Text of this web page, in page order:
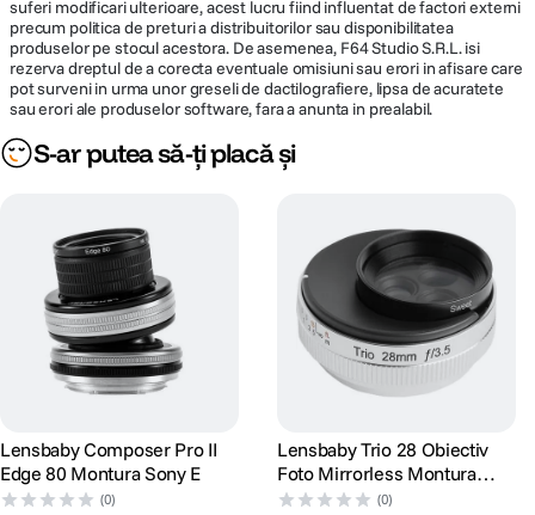
suferi modificari ulterioare, acest lucru fiind influentat de factori externi
precum politica de preturi a distribuitorilor sau disponibilitatea
produselor pe stocul acestora. De asemenea, F64 Studio S.R.L. isi
rezerva dreptul de a corecta eventuale omisiuni sau erori in afisare care
pot surveni in urma unor greseli de dactilografiere, lipsa de acuratete
sau erori ale produselor software, fara a anunta in prealabil.
S-ar putea să-ți placă și
Lensbaby Composer Pro II
Edge 80 Montura Sony E
(0)
Lensbaby Trio 28 Obiectiv
Foto Mirrorless Montura
Sony E (compatibil FF)
(0)